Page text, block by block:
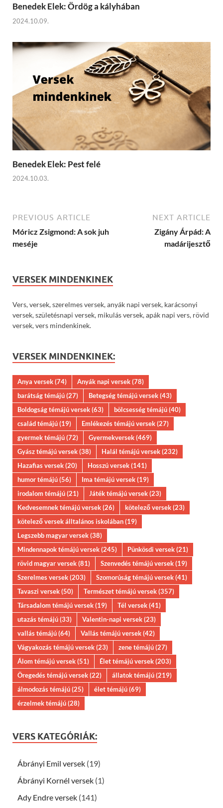
Benedek Elek: Ördög a kályhában
2024.10.09.
Benedek Elek: Pest felé
2024.10.03.
PREVIOUS ARTICLE
Móricz Zsigmond: A sok juh
meséje
NEXT ARTICLE
Zigány Árpád: A
madárijesztő
VERSEK MINDENKINEK
Vers, versek, szerelmes versek, anyák napi versek, karácsonyi
versek, születésnapi versek, mikulás versek, apák napi vers, rövid
versek, vers mindenkinek.
VERSEK MINDENKINEK:
Anya versek(74) Anyák napi versek(78)
barátság témájú(27) Betegség témájú versek(43)
Boldogság témájú versek(63) bölcsesség témájú(40)
család témájú(19) Emlékezés témájú versek(27)
gyermek témájú(72) Gyermekversek(469)
Gyász témájú versek(38) Halál témájú versek(232)
Hazafias versek(20) Hosszú versek(141)
humor témájú(56) Ima témájú versek(19)
irodalom témájú(21) Játék témájú versek(23)
Kedvesemnek témájú versek(26) kötelező versek(23)
kötelező versek álltalános iskolában(19)
Legszebb magyar versek(38)
Mindennapok témájú versek(245) Pünkösdi versek(21)
rövid magyar versek(81) Szenvedés témájú versek(19)
Szerelmes versek(203) Szomorúság témájú versek(41)
Tavaszi versek(50) Természet témájú versek(357)
Társadalom témájú versek(19) Tél versek(41)
utazás témájú(33) Valentin-napi versek(23)
vallás témájú(64) Vallás témájú versek(42)
Vágyakozás témájú versek(23) zene témájú(27)
Álom témájú versek(51) Élet témájú versek(203)
Öregedés témájú versek(22) állatok témájú(219)
álmodozás témájú(25) élet témájú(69)
érzelmek témájú(28)
VERS KATEGÓRIÁK:
Ábrányi Emil versek (19)
Ábrányi Kornél versek (1)
Ady Endre versek (141)